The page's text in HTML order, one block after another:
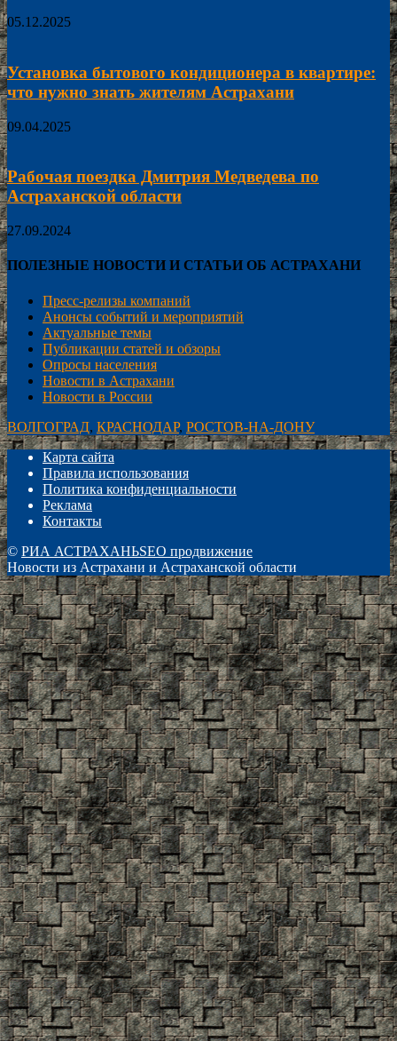
05.12.2025
Установка бытового кондиционера в квартире:
что нужно знать жителям Астрахани
09.04.2025
Рабочая поездка Дмитрия Медведева по
Астраханской области
27.09.2024
ПОЛЕЗНЫЕ НОВОСТИ И СТАТЬИ ОБ АСТРАХАНИ
Пресс-релизы компаний
Анонсы событий и мероприятий
Актуальные темы
Публикации статей и обзоры
Опросы населения
Новости в Астрахани
Новости в России
ВОЛГОГРАД, КРАСНОДАР, РОСТОВ-НА-ДОНУ
Карта сайта
Правила использования
Политика конфиденциальности
Реклама
Контакты
© РИА АСТРАХАНЬSEO продвижение
Новости из Астрахани и Астраханской области